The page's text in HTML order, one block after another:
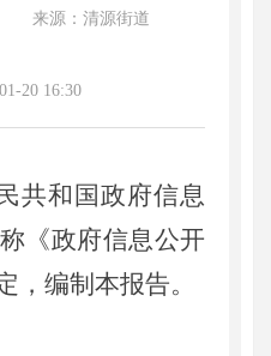
来源：清源街道
20 16:30
和国政府信息
《政府信息公开
，编制本报告。